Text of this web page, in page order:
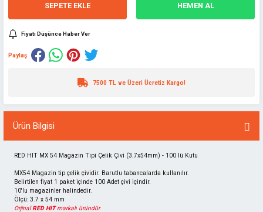
SEPETE EKLE HEMEN AL
Fiyatı Düşünce Haber Ver
Paylaş
7500 TL ve Üzeri Ücretiz Kargo!
Ürün Bilgisi
RED HIT MX 54 Magazin Tipi Çelik Çivi (3.7x54mm) - 100 lü Kutu
MX54 Magazin tip çelik çividir. Barutlu tabancalarda kullanılır.
Belirtilen fiyat 1 paket içinde 100 Adet çivi içindir.
10'lu magazinler halindedir.
Ölçü: 3.7 x 54 mm
OrjinalRED HITmarkalı üründür.